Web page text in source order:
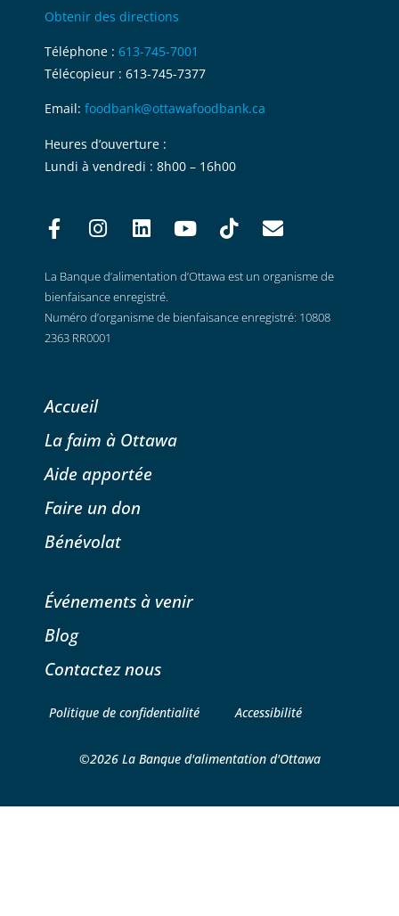
Obtenir des directions
Téléphone : 613-745-7001
Télécopieur : 613-745-7377
Email: foodbank@ottawafoodbank.ca
Heures d’ouverture :
Lundi à vendredi : 8h00 – 16h00
La Banque d’alimentation d’Ottawa est un organisme de
bienfaisance enregistré.
Numéro d’organisme de bienfaisance enregistré: 10808
2363 RR0001
Accueil
La faim à Ottawa
Aide apportée
Faire un don
Bénévolat
Événements à venir
Blog
Contactez nous
©2026 La Banque d'alimentation d'Ottawa
Politique de confidentialité Accessibilité